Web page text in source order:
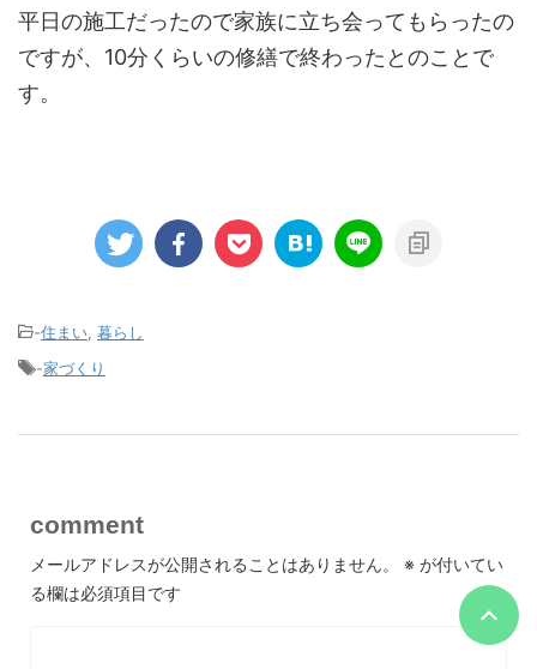
平日の施工だったので家族に立ち会ってもらったの
ですが、10分くらいの修繕で終わったとのことで
す。
-住まい, 暮らし
-家づくり
comment
メールアドレスが公開されることはありません。 ※ が付いてい
る欄は必須項目です